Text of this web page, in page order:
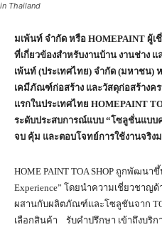
in Thailand
มเพ้นท์ จำกัด หรือ HOMEPAINT
ที่เกี่ยวข้องสำหรับงานบ้าน งานช่าง
เพ้นท์ (ประเทศไทย) จำกัด (มหาชน)
เคมีภัณฑ์ก่อสร้าง และวัสดุก่อสร้างคร
แรกในประเทศไทย HOMEPAINT
ระดับประสบการณ์แบบ “โซลูชั่นแบบ
จบ คุ้ม และตอบโจทย์การใช้งานจริง
HOME PAINT TOA SHOP ถูกพัฒนา
Experience” โดยนำความเชี่ยวชาญ
ผสานกับผลิตภัณฑ์และโซลูชันจาก
เลือกสินค้า รับคำปรึกษา เข้าถึงบริ